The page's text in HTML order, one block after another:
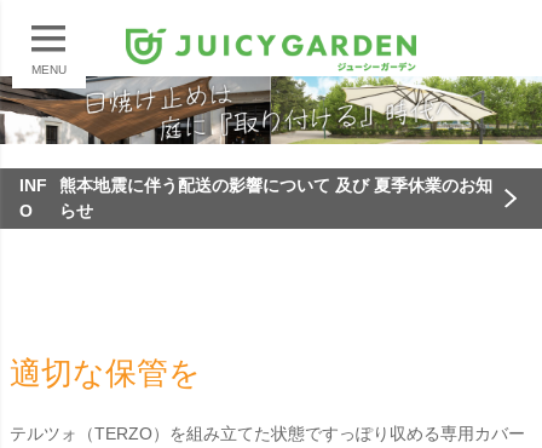
MENU
INF
O
熊本地震に伴う配送の影響について 及び 夏季休業のお知
らせ
適切な保管を
テルツォ（TERZO）を組み立てた状態ですっぽり収める専用カバー